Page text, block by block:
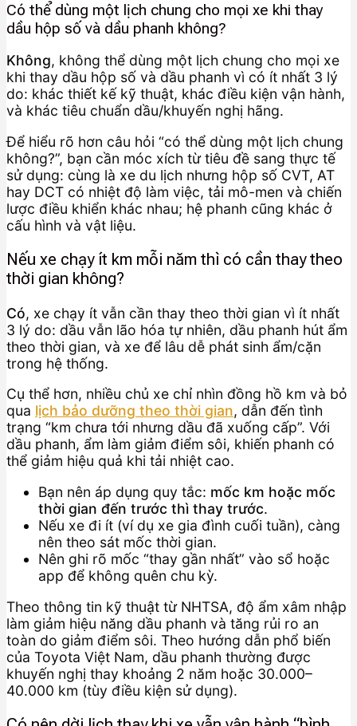
Có thể dùng một lịch chung cho mọi xe khi thay
dầu hộp số và dầu phanh không?
Không, không thể dùng một lịch chung cho mọi xe
khi thay dầu hộp số và dầu phanh vì có ít nhất 3 lý
do: khác thiết kế kỹ thuật, khác điều kiện vận hành,
và khác tiêu chuẩn dầu/khuyến nghị hãng.
Để hiểu rõ hơn câu hỏi “có thể dùng một lịch chung
không?”, bạn cần móc xích từ tiêu đề sang thực tế
sử dụng: cùng là xe du lịch nhưng hộp số CVT, AT
hay DCT có nhiệt độ làm việc, tải mô-men và chiến
lược điều khiển khác nhau; hệ phanh cũng khác ở
cấu hình và vật liệu.
Nếu xe chạy ít km mỗi năm thì có cần thay theo
thời gian không?
Có, xe chạy ít vẫn cần thay theo thời gian vì ít nhất
3 lý do: dầu vẫn lão hóa tự nhiên, dầu phanh hút ẩm
theo thời gian, và xe để lâu dễ phát sinh ẩm/cặn
trong hệ thống.
Cụ thể hơn, nhiều chủ xe chỉ nhìn đồng hồ km và bỏ
qua lịch bảo dưỡng theo thời gian, dẫn đến tình
trạng “km chưa tới nhưng dầu đã xuống cấp”. Với
dầu phanh, ẩm làm giảm điểm sôi, khiến phanh có
thể giảm hiệu quả khi tải nhiệt cao.
Bạn nên áp dụng quy tắc: mốc km hoặc mốc
thời gian đến trước thì thay trước.
Nếu xe đi ít (ví dụ xe gia đình cuối tuần), càng
nên theo sát mốc thời gian.
Nên ghi rõ mốc “thay gần nhất” vào sổ hoặc
app để không quên chu kỳ.
Theo thông tin kỹ thuật từ NHTSA, độ ẩm xâm nhập
làm giảm hiệu năng dầu phanh và tăng rủi ro an
toàn do giảm điểm sôi. Theo hướng dẫn phổ biến
của Toyota Việt Nam, dầu phanh thường được
khuyến nghị thay khoảng 2 năm hoặc 30.000–
40.000 km (tùy điều kiện sử dụng).